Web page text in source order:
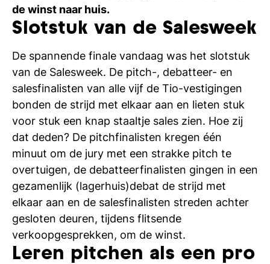
de winst naar huis.
Slotstuk van de Salesweek
De spannende finale vandaag was het slotstuk
van de Salesweek. De pitch-, debatteer- en
salesfinalisten van alle vijf de Tio-vestigingen
bonden de strijd met elkaar aan en lieten stuk
voor stuk een knap staaltje sales zien. Hoe zij
dat deden? De pitchfinalisten kregen één
minuut om de jury met een strakke pitch te
overtuigen, de debatteerfinalisten gingen in een
gezamenlijk (lagerhuis)debat de strijd met
elkaar aan en de salesfinalisten streden achter
gesloten deuren, tijdens flitsende
verkoopgesprekken, om de winst.
Leren pitchen als een pro